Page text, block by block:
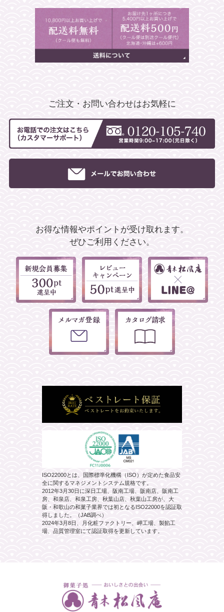
ご注文・お問い合わせはお気軽に
お得な情報やポイントが受け取れます。
ぜひご利用ください。
ISO22000とは、国際標準化機構（ISO）が定めた食品安
全に関するマネジメントシステム規格です。
2012年3月30日に深日工場、阪南工場、阪南店、阪南工
房、和泉店、和泉工房、秋葉山店、秋葉山工房が、大
阪・和歌山の和菓子業界では初となるISO22000を認証取
得しました。（JAB調べ）
2024年3月8日、月化粧ファクトリー、岬工場、製餡工
場、品質管理室にて認証取得を更新しています。